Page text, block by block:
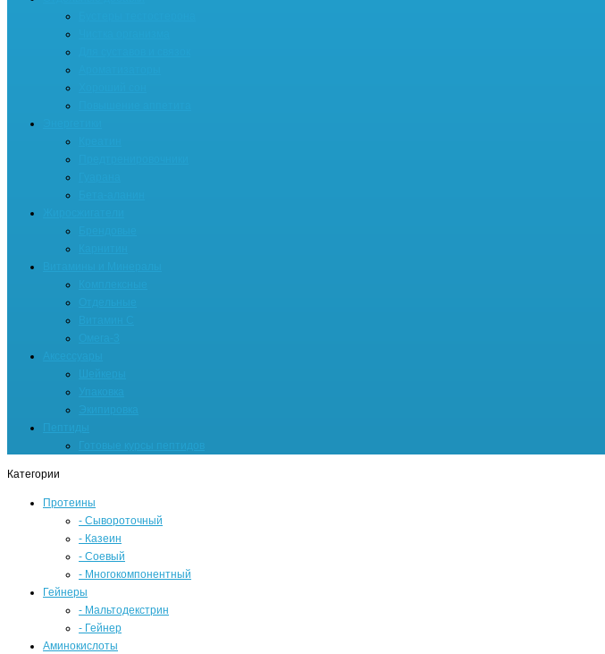
Категории
Протеины
- Сывороточный
- Казеин
- Соевый
- Многокомпонентный
Гейнеры
- Мальтодекстрин
- Гейнер
Аминокислоты